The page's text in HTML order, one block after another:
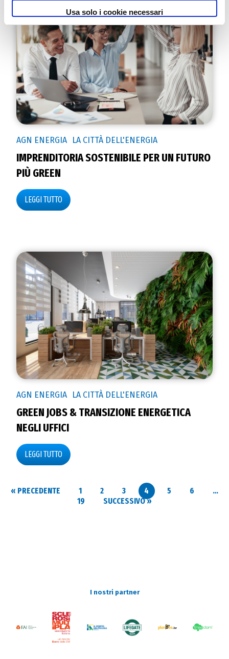
Usa solo i cookie necessari
AGN ENERGIA LA CITTÀ DELL'ENERGIA
IMPRENDITORIA SOSTENIBILE PER UN FUTURO
PIÙ GREEN
LEGGI TUTTO
AGN ENERGIA LA CITTÀ DELL'ENERGIA
GREEN JOBS & TRANSIZIONE ENERGETICA
NEGLI UFFICI
LEGGI TUTTO
« PRECEDENTE 1 2 3 4 5 6
…
19
SUCCESSIVO »
I nostri partner